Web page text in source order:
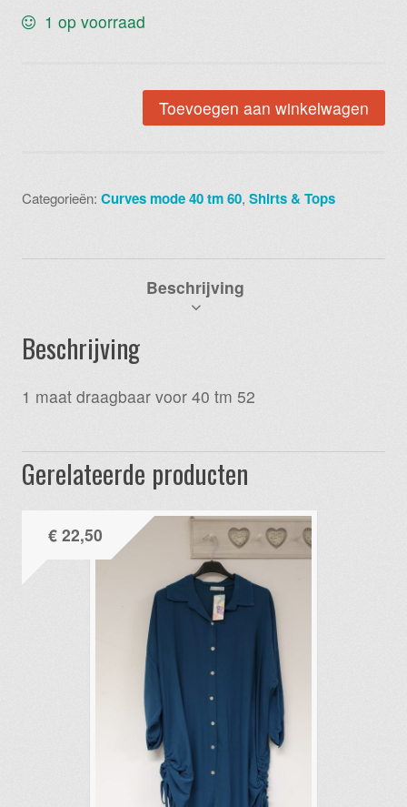
1 op voorraad
Toevoegen aan winkelwagen
Categorieën:Curves mode 40 tm 60,Shirts & Tops
Beschrijving
Beschrijving
1 maat draagbaar voor 40 tm 52
Gerelateerde producten
€22,50